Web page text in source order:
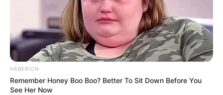
ajudam a prevenir arritmias perigosas
Apesar de sua eficácia em determinados cenários, o novo estudo
indica que seu uso indiscriminado pode não trazer benefíciose, em
alguns casos, representar riscos adicionais.Isso abre espaço
para uma abordagem mais personalizada no tratamento pós-
HABERION
Remember Honey Boo Boo? Better To Sit Down Before You
See Her Now